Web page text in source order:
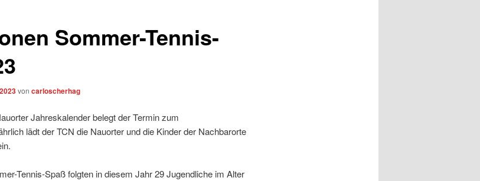
Sommer-Tennis-
von carloscherhag
Jahreskalender belegt der Termin zum
lädt der TCN die Nauorter und die Kinder der Nachbarorte
Tennis-Spaß folgten in diesem Jahr 29 Jugendliche im Alter